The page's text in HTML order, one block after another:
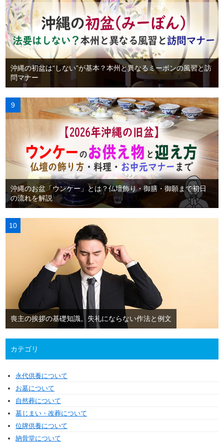
沖縄の初盆は“しない”が基本？本州と異なるミーボンの風習と訪
問マナー
沖縄のお盆「ウンケー」とは？仏壇飾り・御膳・御願まで初日
の流れを解説
喪主の挨拶の基礎知識。失礼にならない作法と例文
カテゴリ
永代供養について
お墓について
自然葬について
墓じまい・改葬について
位牌供養について
納骨堂について